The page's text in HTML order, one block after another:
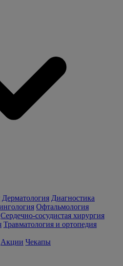
Дерматология Диагностика
Офтальмология
Сердечно-сосудистая хирургия
Травматология и ортопедия
Акции Чекапы